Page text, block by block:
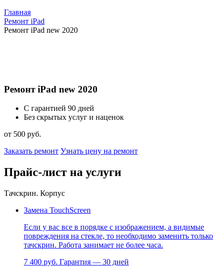
Главная
Ремонт iPad
Ремонт iPad new 2020
Ремонт iPad new 2020
С гарантией 90 дней
Без скрытых услуг и наценок
от 500 руб.
Заказать ремонт Узнать цену на ремонт
Прайс-лист на услуги
Тачскрин. Корпус
Замена TouchScreen
Если у вас все в порядке с изображением, а видимые
повреждения на стекле, то необходимо заменить только
тачскрин. Работа занимает не более часа.
7 400 руб. Гарантия — 30 дней